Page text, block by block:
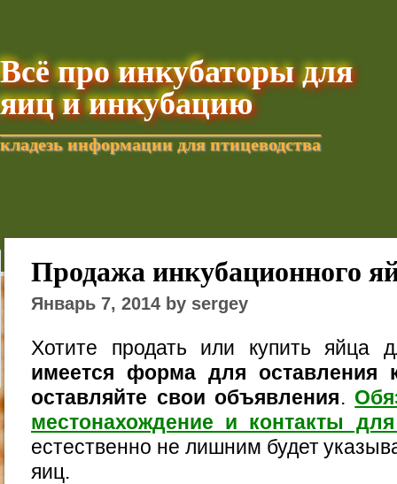
Всё про инкубаторы для
яиц и инкубацию
кладезь информации для птицеводства
Добавить текущую
Продажа инкубационного
Январь 7, 2014 by sergey
Хотите продать или купить яйца
имеется форма для оставления
оставляйте свои объявления.
местонахождение и контакты
естественно не лишним будет
яиц.